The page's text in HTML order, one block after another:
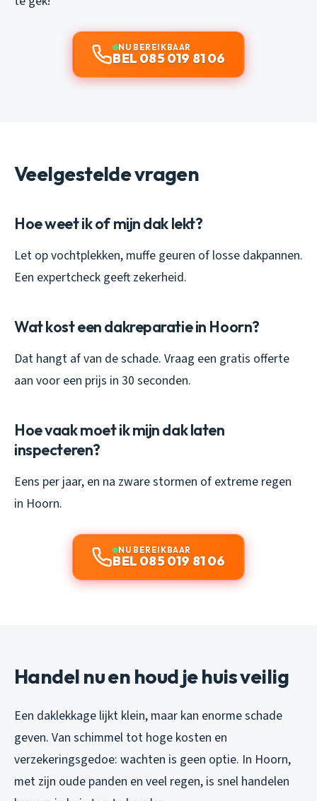
NU BEREIKBAAR
BEL 085 019 81 06
Veelgestelde vragen
Hoe weet ik of mijn dak lekt?
Let op vochtplekken, muffe geuren of losse dakpannen.
Een expertcheck geeft zekerheid.
Wat kost een dakreparatie in Hoorn?
Dat hangt af van de schade. Vraag een gratis offerte
aan voor een prijs in 30 seconden.
Hoe vaak moet ik mijn dak laten
inspecteren?
Eens per jaar, en na zware stormen of extreme regen
in Hoorn.
NU BEREIKBAAR
BEL 085 019 81 06
Handel nu en houd je huis veilig
Een daklekkage lijkt klein, maar kan enorme schade
geven. Van schimmel tot hoge kosten en
verzekeringsgedoe: wachten is geen optie. In Hoorn,
met zijn oude panden en veel regen, is snel handelen